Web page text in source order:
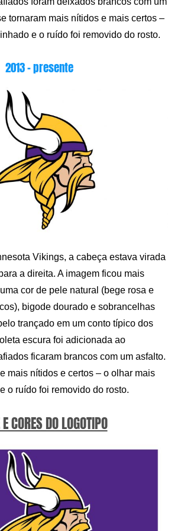
tornaram mais nítidos e mais certos –
e o ruído foi removido do rosto.
2013 – presente
Vikings, a cabeça estava virada
a direita. A imagem ficou mais
cor de pele natural (bege rosa e
bigode dourado e sobrancelhas
trançado em um conto típico dos
escura foi adicionada ao
ficaram brancos com um asfalto.
mais nítidos e certos – o olhar mais
o ruído foi removido do rosto.
CORES DO LOGOTIPO